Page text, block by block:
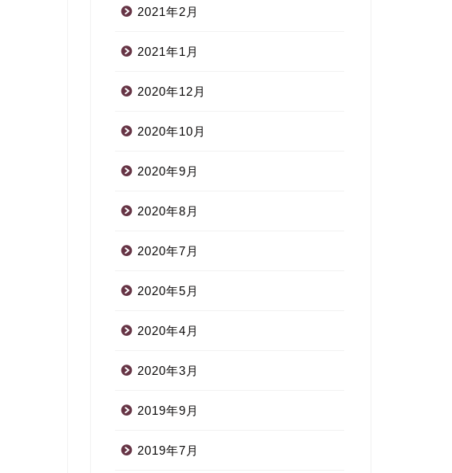
2021年2月
2021年1月
2020年12月
2020年10月
2020年9月
2020年8月
2020年7月
2020年5月
2020年4月
2020年3月
2019年9月
2019年7月